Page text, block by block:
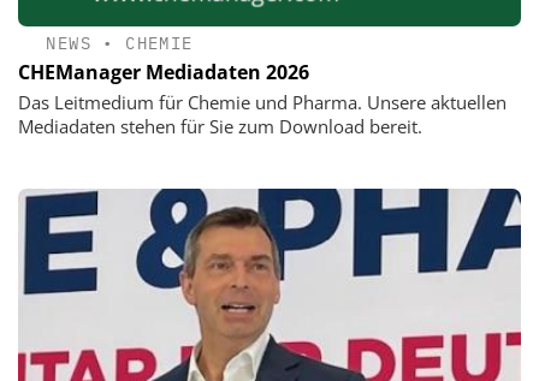
NEWS • CHEMIE
CHEManager Mediadaten 2026
Das Leitmedium für Chemie und Pharma. Unsere aktuellen
Mediadaten stehen für Sie zum Download bereit.